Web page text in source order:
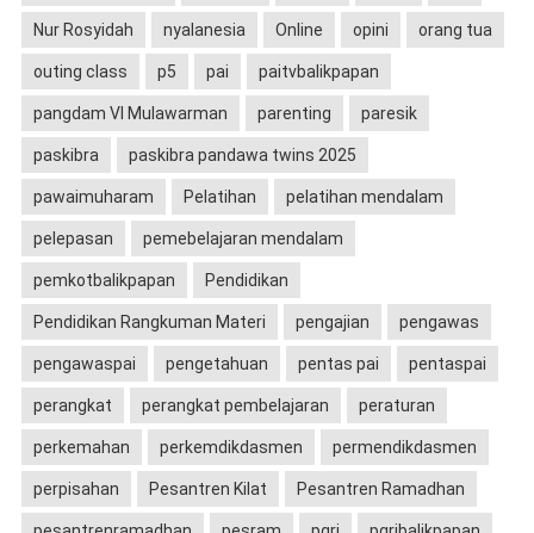
Nur Rosyidah nyalanesia Online opini orang tua
outing class p5 pai paitvbalikpapan
pangdam VI Mulawarman parenting paresik
paskibra paskibra pandawa twins 2025
pawaimuharam Pelatihan pelatihan mendalam
pelepasan pemebelajaran mendalam
pemkotbalikpapan Pendidikan
Pendidikan Rangkuman Materi pengajian pengawas
pengawaspai pengetahuan pentas pai pentaspai
perangkat perangkat pembelajaran peraturan
perkemahan perkemdikdasmen permendikdasmen
perpisahan Pesantren Kilat Pesantren Ramadhan